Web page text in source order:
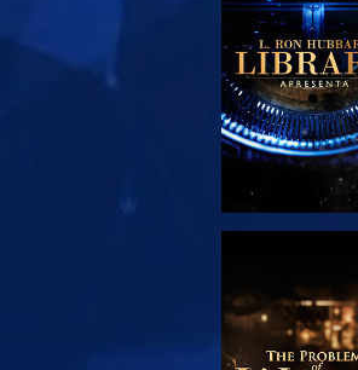
EXPLORAR
SÉRIE
EXPLORAR
SÉRIE